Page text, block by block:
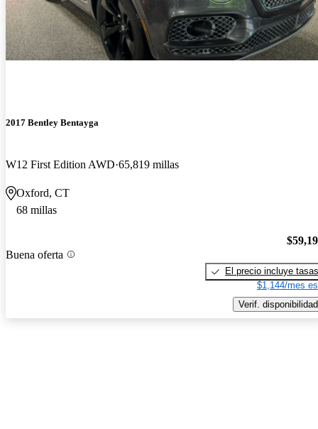
2017 Bentley Bentayga
W12 First Edition AWD 65,819 millas
Oxford, CT
68 millas
Buena oferta
El precio incluye tasas
$1,144/mes
Verif. disponibilidad